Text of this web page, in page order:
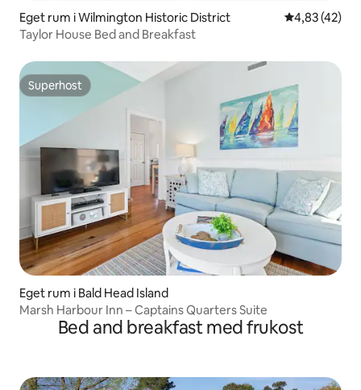
Eget rum i Wilmington Historic District 4,83 av 5 i
4,83 (42)
Taylor House Bed and Breakfast
Superhost
Superhost
Eget rum i Bald Head Island
Marsh Harbour Inn – Captains Quarters Suite
Bed and breakfast med frukost